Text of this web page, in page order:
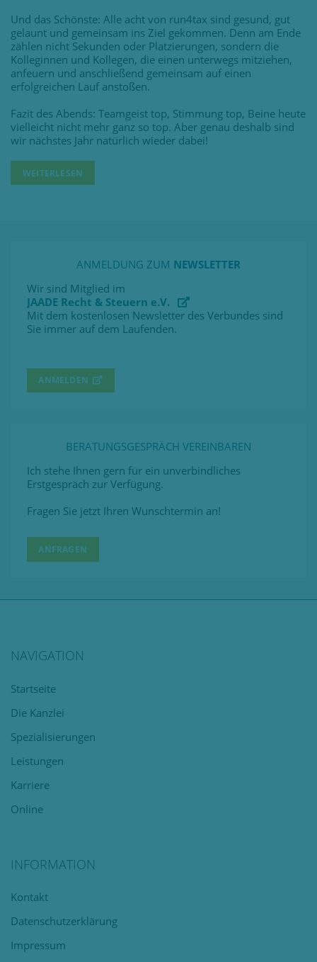
Und das Schönste: Alle acht von run4tax sind gesund, gut
gelaunt und gemeinsam ins Ziel gekommen. Denn am Ende
zählen nicht Sekunden oder Platzierungen, sondern die
Kolleginnen und Kollegen, die einen unterwegs mitziehen,
anfeuern und anschließend gemeinsam auf einen
erfolgreichen Lauf anstoßen.
Fazit des Abends: Teamgeist top, Stimmung top, Beine heute
vielleicht nicht mehr ganz so top. Aber genau deshalb sind
wir nächstes Jahr natürlich wieder dabei!
WEITERLESEN
ANMELDUNG ZUM NEWSLETTER
Wir sind Mitglied im
JAADE Recht & Steuern e.V.
Mit dem kostenlosen Newsletter des Verbundes sind
Sie immer auf dem Laufenden.
ANMELDEN
BERATUNGSGESPRÄCH VEREINBAREN
Ich stehe Ihnen gern für ein unverbindliches
Erstgespräch zur Verfügung.
Fragen Sie jetzt Ihren Wunschtermin an!
ANFRAGEN
NAVIGATION
Navigation
Startseite
Die Kanzlei
Spezialisierungen
Leistungen
Karriere
Online
INFORMATION
Navigation
Kontakt
Datenschutzerklärung
Impressum